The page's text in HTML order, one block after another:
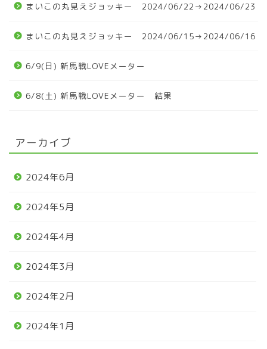
まいこの丸見えジョッキー 2024/06/22→2024/06/23
まいこの丸見えジョッキー 2024/06/15→2024/06/16
6/9(日) 新馬戦LOVEメーター
6/8(土) 新馬戦LOVEメーター 結果
アーカイブ
2024年6月
2024年5月
2024年4月
2024年3月
2024年2月
2024年1月